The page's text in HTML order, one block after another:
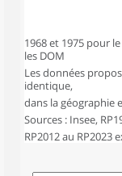
1968 et 1975 pour
les DOM
Les données
identique,
dans la géographie
Sources : Insee,
RP2012 au